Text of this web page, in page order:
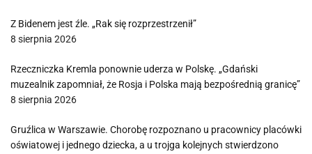
Z Bidenem jest źle. „Rak się rozprzestrzenił”
8 sierpnia 2026
Rzeczniczka Kremla ponownie uderza w Polskę. „Gdański
muzealnik zapomniał, że Rosja i Polska mają bezpośrednią granicę”
8 sierpnia 2026
Gruźlica w Warszawie. Chorobę rozpoznano u pracownicy placówki
oświatowej i jednego dziecka, a u trojga kolejnych stwierdzono